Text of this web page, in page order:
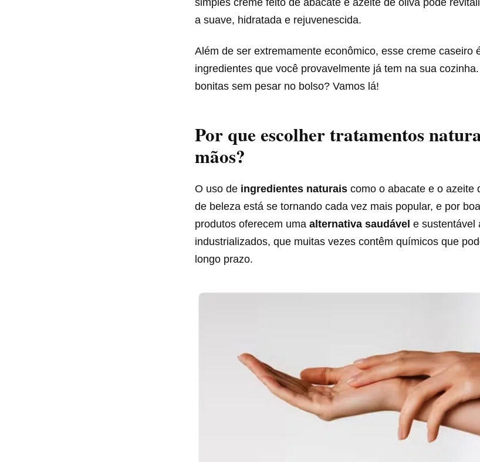
simples creme feito de abacate e azeite de oliva pode
a suave, hidratada e rejuvenescida.
Além de ser extremamente econômico, esse creme caseiro
ingredientes que você provavelmente já tem na sua
bonitas sem pesar no bolso? Vamos lá!
Por que escolher tratamentos
mãos?
O uso de ingredientes naturais como o abacate e o azeite
de beleza está se tornando cada vez mais popular, e por
produtos oferecem uma alternativa saudável e sustentável
industrializados, que muitas vezes contêm químicos que
longo prazo.